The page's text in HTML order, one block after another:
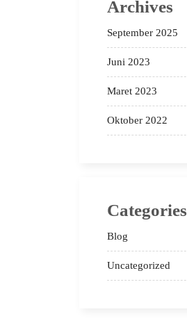
Archives
September 2025
Juni 2023
Maret 2023
Oktober 2022
Categories
Blog
Uncategorized